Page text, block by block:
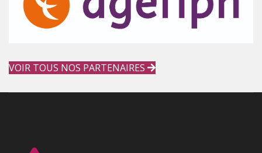
VOIR TOUS NOS PARTENAIRES